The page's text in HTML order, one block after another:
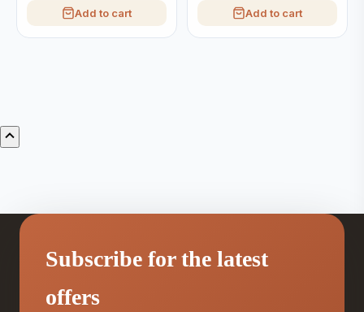
Add to cart Add to cart
Subscribe for the latest
offers